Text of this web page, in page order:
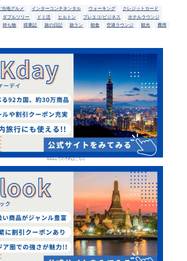
当地グルメ インターコンチネンタル ウォーキング
クレジットカード
ダブルツリー ドミ活 ヒルトン プレエコ/ビジネス
ホテルラウンジ
持ち物 搭乗記 旅の日記 旅ラン 朝食 空港ラウンジ 観光
費用
KKdayでの予約はこちら